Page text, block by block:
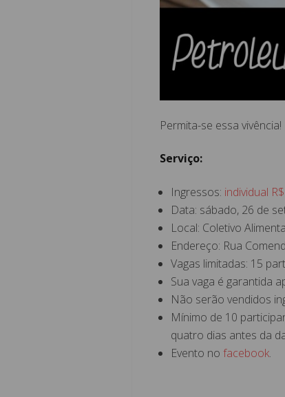
Permita-se essa vivência!
Serviço:
Ingressos: individual
Data: sábado, 26 de
Local: Coletivo
Endereço: Rua
Vagas limitadas: 15
Sua vaga é garantida
Não serão vendidos
Mínimo de 10
quatro dias antes da
Evento no facebook.